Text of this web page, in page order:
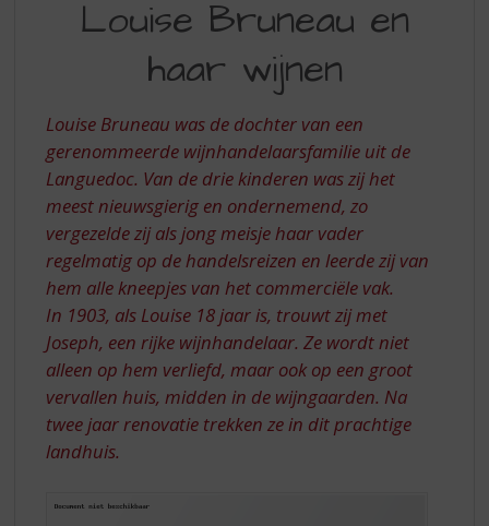
VAN
BRUNEAU
EN
HAAR
WIJNEN
Louise Bruneau en
haar wijnen
Louise Bruneau was de dochter van een
gerenommeerde wijnhandelaarsfamilie uit de
Languedoc. Van de drie kinderen was zij het
meest nieuwsgierig en ondernemend, zo
vergezelde zij als jong meisje haar vader
regelmatig op de handelsreizen en leerde zij van
hem alle kneepjes van het commerciële vak.
In 1903, als Louise 18 jaar is, trouwt zij met
Joseph, een rijke wijnhandelaar. Ze wordt niet
alleen op hem verliefd, maar ook op een groot
vervallen huis, midden in de wijngaarden. Na
twee jaar renovatie trekken ze in dit prachtige
landhuis.